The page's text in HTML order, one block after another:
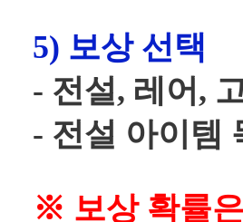
5) 보상 선택
- 전설, 레어,
- 전설 아이템
※ 보상 확률